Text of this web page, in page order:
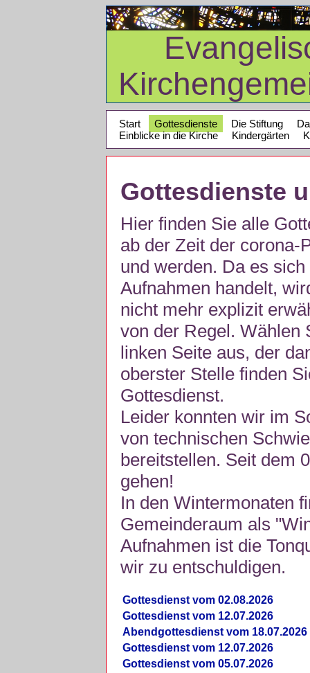
Start Gottesdienste Die Stiftung
Einblicke in die Kirche
Kindergärten
Gottesdienste
Hier finden Sie alle
ab der Zeit der corona-
und werden. Da es
Aufnahmen handelt,
nicht mehr explizit
von der Regel. Wählen
linken Seite aus, der
oberster Stelle finden
Gottesdienst.
Leider konnten wir im
von technischen
bereitstellen. Seit dem
gehen!
In den Wintermonaten
Gemeinderaum als
Aufnahmen ist die
wir zu entschuldigen.
Gottesdienst vom 02.08.2026
Gottesdienst vom 12.07.2026
Abendgottesdienst vom 18.07.2026
Gottesdienst vom 12.07.2026
Gottesdienst vom 05.07.2026